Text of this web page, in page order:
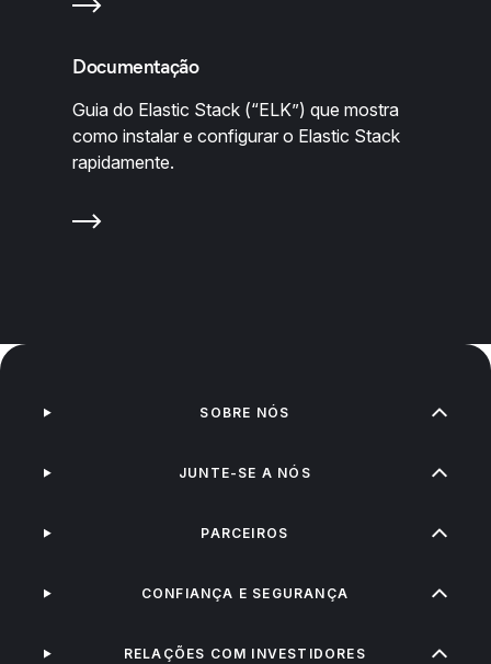
Documentação
Guia do Elastic Stack (“ELK”) que mostra
como instalar e configurar o Elastic Stack
rapidamente.
SOBRE NÓS
JUNTE-SE A NÓS
PARCEIROS
CONFIANÇA E SEGURANÇA
RELAÇÕES COM INVESTIDORES